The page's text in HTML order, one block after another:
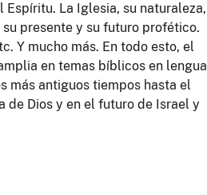
Espíritu. La Iglesia, su naturaleza,
presente y su futuro profético.
Y mucho más. En todo esto, el
en temas bíblicos en lengua
más antiguos tiempos hasta el
de Dios y en el futuro de Israel y